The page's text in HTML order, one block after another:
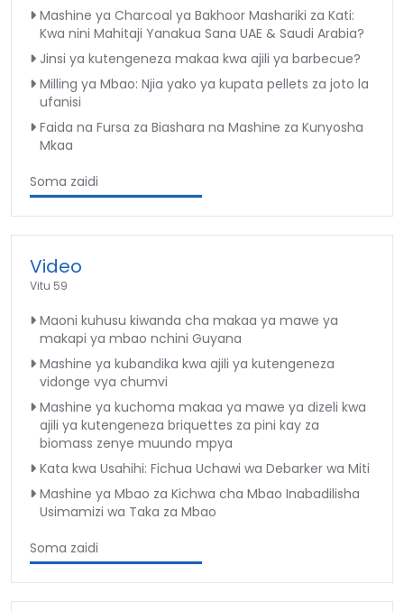
Mashine ya Charcoal ya Bakhoor Mashariki za Kati:
Kwa nini Mahitaji Yanakua Sana UAE & Saudi Arabia?
Jinsi ya kutengeneza makaa kwa ajili ya barbecue?
Milling ya Mbao: Njia yako ya kupata pellets za joto la
ufanisi
Faida na Fursa za Biashara na Mashine za Kunyosha
Mkaa
Soma zaidi
Video
Vitu 59
Maoni kuhusu kiwanda cha makaa ya mawe ya
makapi ya mbao nchini Guyana
Mashine ya kubandika kwa ajili ya kutengeneza
vidonge vya chumvi
Mashine ya kuchoma makaa ya mawe ya dizeli kwa
ajili ya kutengeneza briquettes za pini kay za
biomass zenye muundo mpya
Kata kwa Usahihi: Fichua Uchawi wa Debarker wa Miti
Mashine ya Mbao za Kichwa cha Mbao Inabadilisha
Usimamizi wa Taka za Mbao
Soma zaidi